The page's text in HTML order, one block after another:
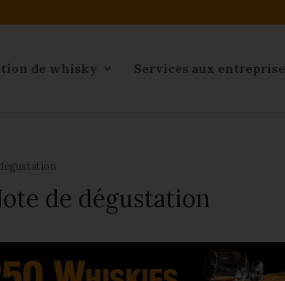
de whisky Services aux entreprise
de dégustation